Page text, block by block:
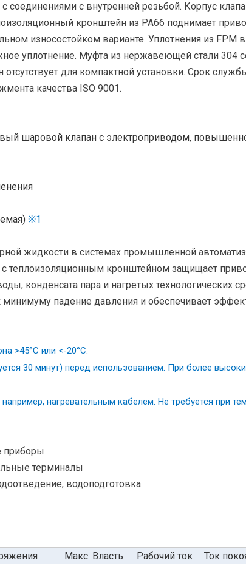
соединениями с внутренней резьбой. Корпус
кронштейн из PA66 поднимает
износостойком варианте. Уплотнения из
уплотнение. Муфта из нержавеющей стали 304
для компактной установки. Срок
качества ISO 9001.
шаровой клапан с электроприводом,
※1
жидкости в системах промышленной
с теплоизоляционным кронштейном защищает
конденсата пара и нагретых технологических
падение давления и обеспечивает
>45°C или <-20°C.
30 минут) перед использованием. При более
нагревательным кабелем. Не требуется при
приборы
терминалы
водоподготовка
Макс. Власть Рабочий ток Ток